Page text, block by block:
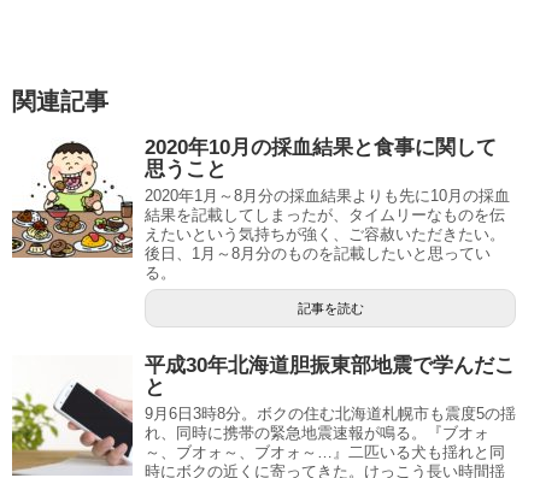
関連記事
2020年10月の採血結果と食事に関して
思うこと
2020年1月～8月分の採血結果よりも先に10月の採血
結果を記載してしまったが、タイムリーなものを伝
えたいという気持ちが強く、ご容赦いただきたい。
後日、1月～8月分のものを記載したいと思ってい
る。
記事を読む
平成30年北海道胆振東部地震で学んだこ
と
9月6日3時8分。ボクの住む北海道札幌市も震度5の揺
れ、同時に携帯の緊急地震速報が鳴る。『ブオォ
～、ブオォ～、ブオォ～…』二匹いる犬も揺れと同
時にボクの近くに寄ってきた。けっこう長い時間揺